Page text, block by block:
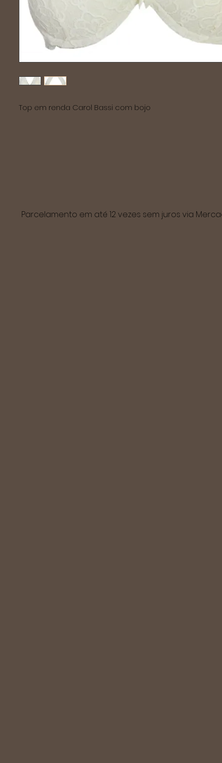
Top em renda Carol Bassi com bojo
Parcelamento em até 12 vezes sem juros via